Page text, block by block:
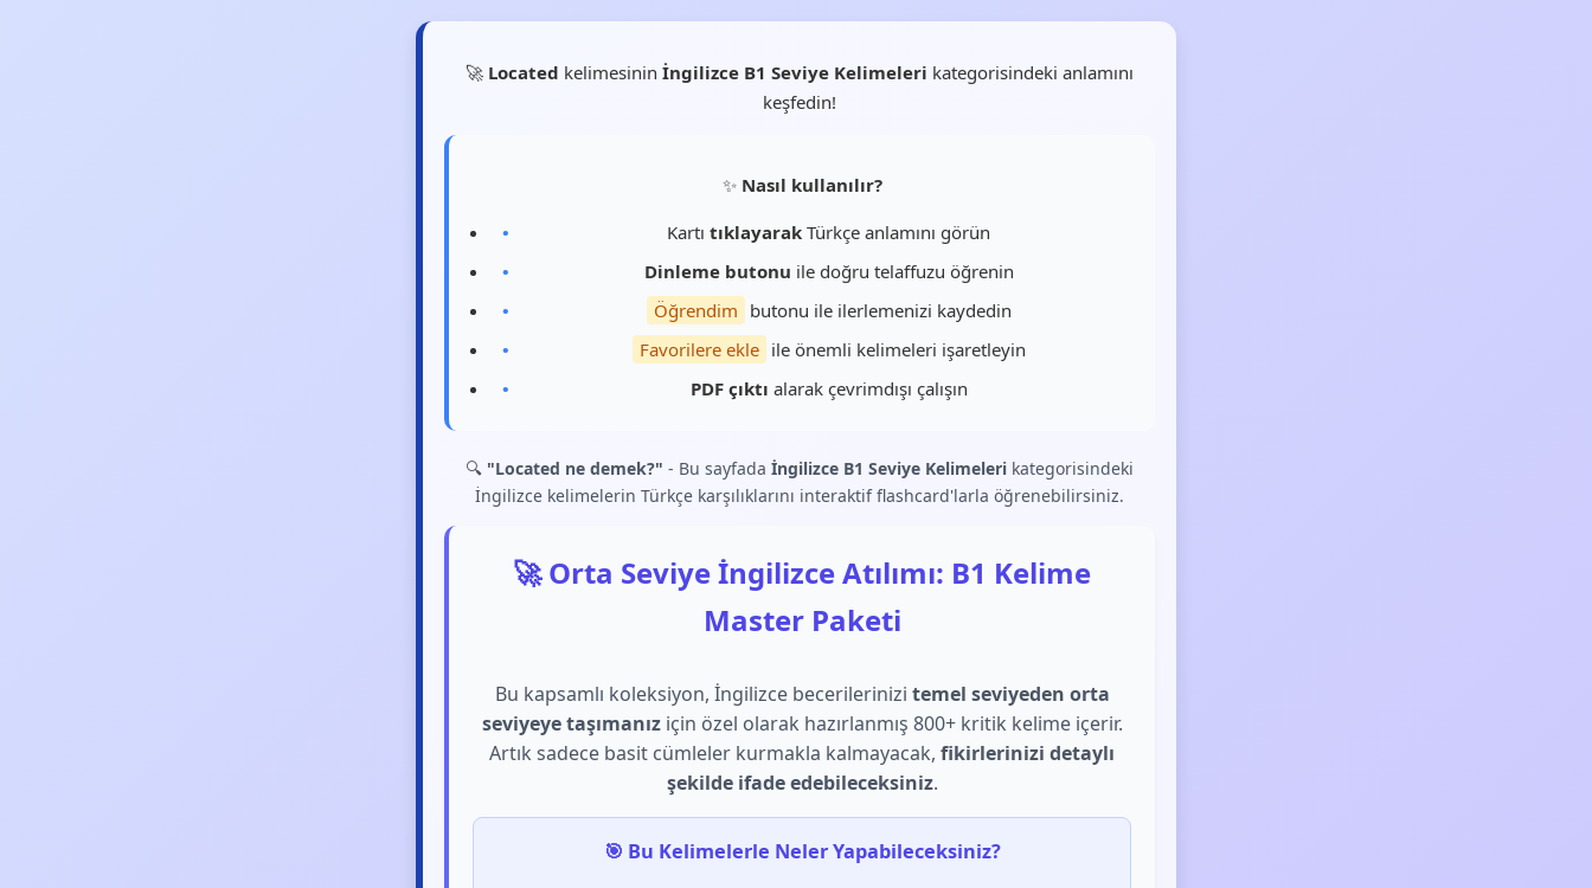
🚀 Located kelimesinin İngilizce B1 Seviye Kelimeleri kategorisindeki anlamını
keşfedin!
✨ Nasıl kullanılır?
Kartı tıklayarak Türkçe anlamını görün
Dinleme butonu ile doğru telaffuzu öğrenin
Öğrendim butonu ile ilerlemenizi kaydedin
Favorilere ekle ile önemli kelimeleri işaretleyin
PDF çıktı alarak çevrimdışı çalışın
🔍 "Located ne demek?" - Bu sayfada İngilizce B1 Seviye Kelimeleri kategorisindeki
İngilizce kelimelerin Türkçe karşılıklarını interaktif flashcard'larla öğrenebilirsiniz.
🚀 Orta Seviye İngilizce Atılımı: B1 Kelime
Master Paketi
Bu kapsamlı koleksiyon, İngilizce becerilerinizi temel seviyeden orta
seviyeye taşımanıziçin özel olarak hazırlanmış 800+ kritik kelime içerir.
Artık sadece basit cümleler kurmakla kalmayacak, fikirlerinizi detaylı
şekilde ifade edebileceksiniz.
🎯 Bu Kelimelerle Neler Yapabileceksiniz?